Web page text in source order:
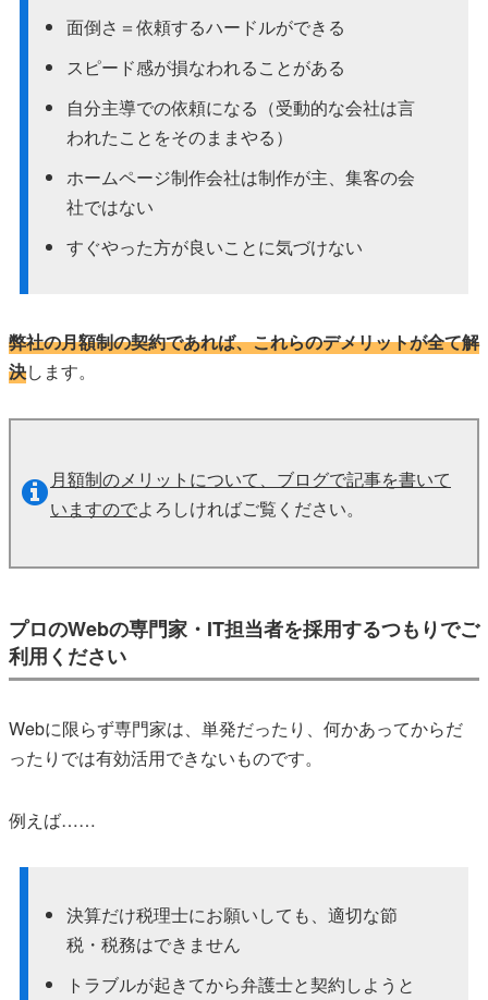
面倒さ＝依頼するハードルができる
スピード感が損なわれることがある
自分主導での依頼になる（受動的な会社は言
われたことをそのままやる）
ホームページ制作会社は制作が主、集客の会
社ではない
すぐやった方が良いことに気づけない
弊社の月額制の契約であれば、これらのデメリットが全て解
決します。
月額制のメリットについて、ブログで記事を書いて
いますのでよろしければご覧ください。
プロのWebの専門家・IT担当者を採用するつもりでご
利用ください
Webに限らず専門家は、単発だったり、何かあってからだ
ったりでは有効活用できないものです。
例えば……
決算だけ税理士にお願いしても、適切な節
税・税務はできません
トラブルが起きてから弁護士と契約しようと